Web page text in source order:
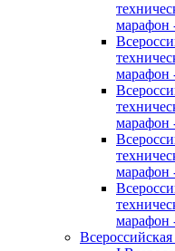
марафон
марафон
марафон
марафон
марафон